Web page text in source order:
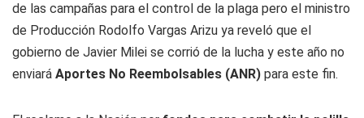
de las campañas para el control de la plaga pero el ministro
de Producción Rodolfo Vargas Arizu ya reveló que el
gobierno de Javier Milei se corrió de la lucha y este año no
enviará Aportes No Reembolsables (ANR) para este fin.